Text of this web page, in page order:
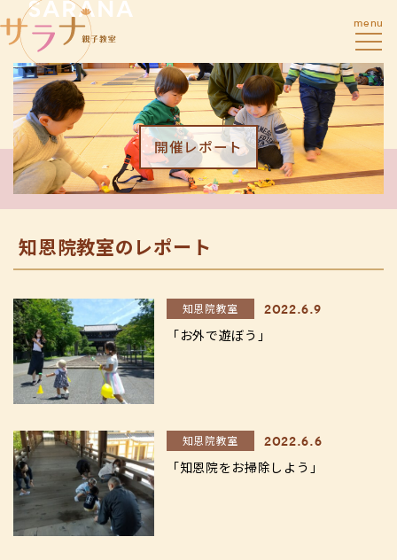
menu
開催レポート
知恩院教室のレポート
知恩院教室 2022.6.9
「お外で遊ぼう」
知恩院教室 2022.6.6
「知恩院をお掃除しよう」